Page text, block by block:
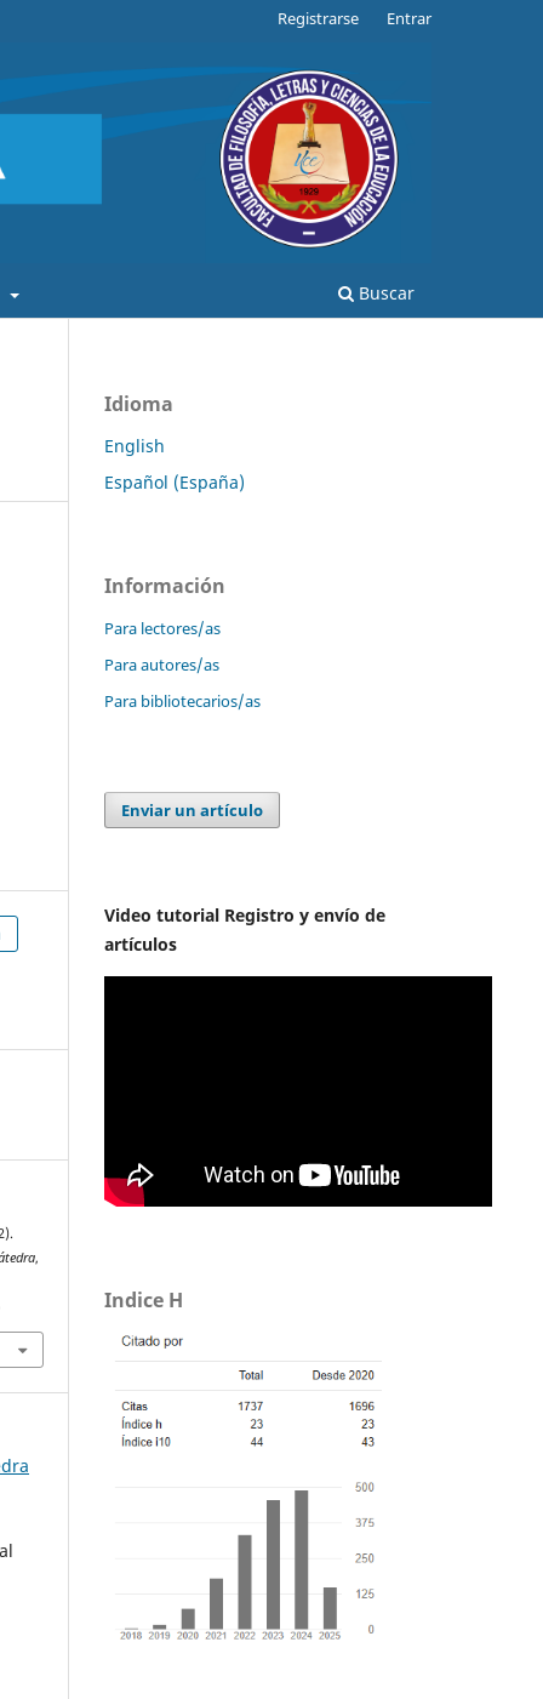
Buscar
Registrarse Entrar
,
Idioma
English
Español (España)
Información
Para lectores/as
Para autores/as
Para bibliotecarios/as
Enviar un artículo
Video tutorial Registro y envío de
artículos
Indice H